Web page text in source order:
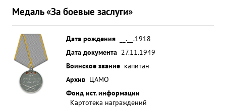
Медаль «За боевые заслуги»
Дата рождения
__.__.1918
Дата документа 27.11.1949
Воинское звание капитан
Архив ЦАМО
Фонд ист. информации
Картотека награждений